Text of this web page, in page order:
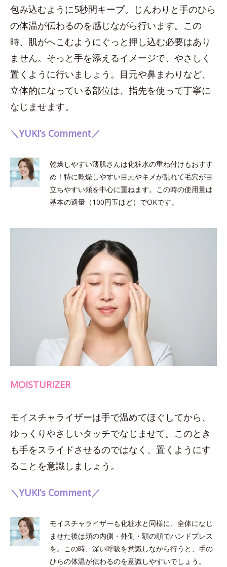
包み込むように5秒間キープ。じんわりと手のひら
の体温が伝わるのを感じながら行います。この
時、肌がへこむようにぐっと押し込む必要はあり
ません。そっと手を添えるイメージで、やさしく
置くように行いましょう。目元や鼻まわりなど、
立体的になっている部位は、指先を使って丁寧に
なじませます。
＼YUKI’s Comment／
乾燥しやすい薄肌さんは化粧水の重ね付けもおすす
め！特に乾燥しやすい目元やキメが乱れて毛穴が目
立ちやすい頬を中心に重ねます。この時の使用量は
基本の適量（100円玉ほど）でOKです。
MOISTURIZER
モイスチャライザーは手で温めてほぐしてから、
ゆっくりやさしいタッチでなじませて。このとき
も手をスライドさせるのではなく、置くようにす
ることを意識しましょう。
＼YUKI’s Comment／
モイスチャライザーも化粧水と同様に、全体になじ
ませた後は頬の内側・外側・額の順でハンドプレス
を。この時、深い呼吸を意識しながら行うと、手の
ひらの体温が伝わるのを意識しやすいでしょう。